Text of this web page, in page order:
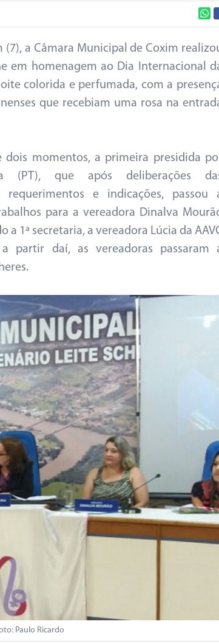
(7), a Câmara Municipal de Coxim
em homenagem ao Dia Internacional
colorida e perfumada, com a
que recebiam uma rosa na
dois momentos, a primeira presidida
(PT), que após deliberações
requerimentos e indicações, passou
para a vereadora Dinalva
a 1ª secretaria, a vereadora Lúcia da
a partir daí, as vereadoras passaram
Paulo Ricardo